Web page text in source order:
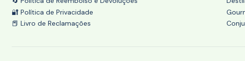
🔐 Política de Privacidade
📕 Livro de Reclamações